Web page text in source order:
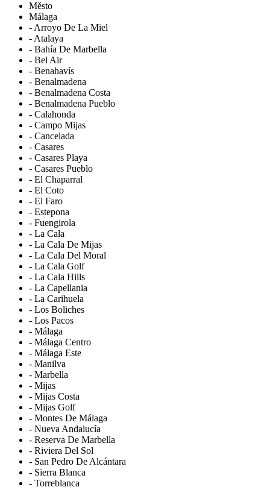
Město
Málaga
- Arroyo De La Miel
- Atalaya
- Bahía De Marbella
- Bel Air
- Benahavís
- Benalmadena
- Benalmadena Costa
- Benalmadena Pueblo
- Calahonda
- Campo Mijas
- Cancelada
- Casares
- Casares Playa
- Casares Pueblo
- El Chaparral
- El Coto
- El Faro
- Estepona
- Fuengirola
- La Cala
- La Cala De Mijas
- La Cala Del Moral
- La Cala Golf
- La Cala Hills
- La Capellania
- La Carihuela
- Los Boliches
- Los Pacos
- Málaga
- Málaga Centro
- Málaga Este
- Manilva
- Marbella
- Mijas
- Mijas Costa
- Mijas Golf
- Montes De Málaga
- Nueva Andalucía
- Reserva De Marbella
- Riviera Del Sol
- San Pedro De Alcántara
- Sierra Blanca
- Torreblanca